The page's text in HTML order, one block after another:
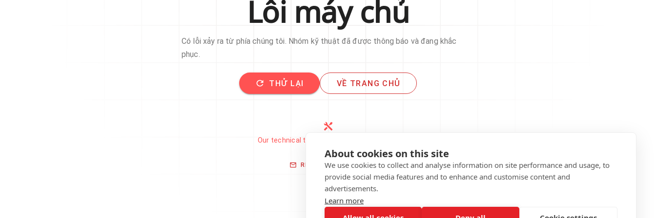
About cookies on this site
We use cookies to collect and analyse information on site performance and usage, to
provide social media features and to enhance and customise content and
advertisements.
Learn more
Lỗi máy chủ
Có lỗi xảy ra từ phía chúng tôi. Nhóm kỹ thuật đã được thông báo và đang khắc
phục.
THỬ LẠI VỀ TRANG CHỦ
Our technical team has been automatically
notified.
REPORT THIS ISSUE